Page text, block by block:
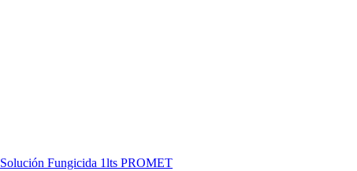
Solución Fungicida 1lts PROMET